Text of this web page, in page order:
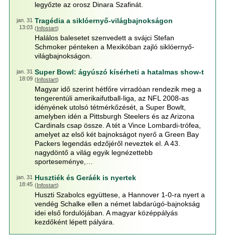
legyőzte az orosz Dinara Szafinát.
jan. 31
13:03
Tragédia a siklóernyő-világbajnokságon
(Infostart)
Halálos balesetet szenvedett a svájci Stefan
Schmoker pénteken a Mexikóban zajló siklóernyő-
világbajnokságon.
jan. 31
18:09
Super Bowl: ágyúszó kísérheti a hatalmas show-t
(Infostart)
Magyar idő szerint hétfőre virradóan rendezik meg a
tengerentúli amerikaifutball-liga, az NFL 2008-as
idényének utolsó tétmérkőzését, a Super Bowlt,
amelyben idén a Pittsburgh Steelers és az Arizona
Cardinals csap össze. A tét a Vince Lombardi-trófea,
amelyet az első két bajnokságot nyerő a Green Bay
Packers legendás edzőjéről neveztek el. A 43.
nagydöntő a világ egyik legnézettebb
sporteseménye,…
jan. 31
18:45
Husztiék és Geráék is nyertek
(Infostart)
Huszti Szabolcs együttese, a Hannover 1-0-ra nyert a
vendég Schalke ellen a német labdarúgó-bajnokság
idei első fordulójában. A magyar középpályás
kezdőként lépett pályára.